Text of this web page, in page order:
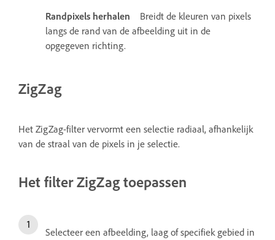
Randpixels herhalen
Breidt de kleuren van pixels
langs de rand van de afbeelding uit in de
opgegeven richting.
ZigZag
Het ZigZag-filter vervormt een selectie radiaal, afhankelijk
van de straal van de pixels in je selectie.
Het filter ZigZag toepassen
Selecteer een afbeelding, laag of specifiek gebied in